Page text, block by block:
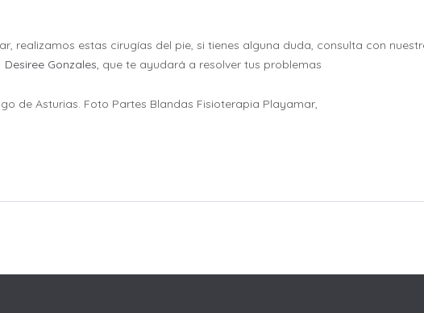
realizamos estas cirugías del pie, si tienes alguna duda, consulta con
Desiree Gonzales, que te ayudará a resolver tus problemas
de Asturias. Foto Partes Blandas Fisioterapia Playamar,